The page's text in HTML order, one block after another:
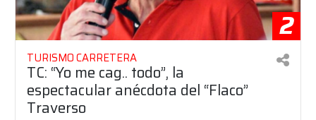
2
TURISMO CARRETERA
TC: “Yo me cag.. todo”, la
espectacular anécdota del “Flaco”
Traverso